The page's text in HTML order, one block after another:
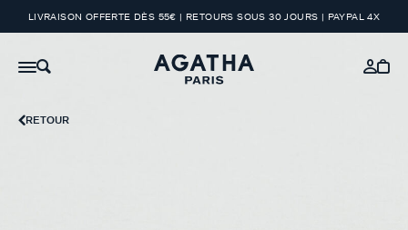
LIVRAISON OFFERTE DÈS 55€ | RETOURS SOUS 30 JOURS | PAYPAL 4X
RETOUR